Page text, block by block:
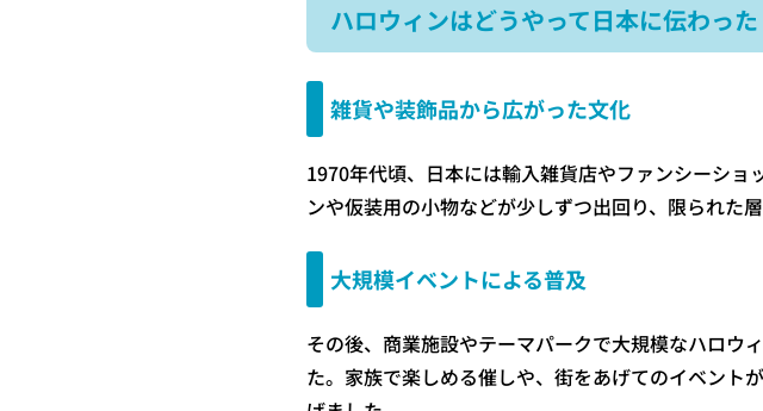
ハロウィンはどうやって日本に伝わった
雑貨や装飾品から広がった文化
1970年代頃、日本には輸入雑貨店やファンシーシ
ンや仮装用の小物などが少しずつ出回り、限られた
大規模イベントによる普及
その後、商業施設やテーマパークで大規模なハロウ
た。家族で楽しめる催しや、街をあげてのイベント